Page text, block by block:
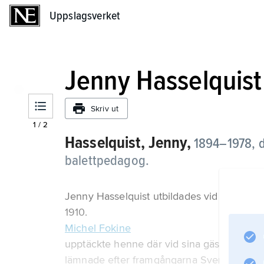
Uppslagsverket
1 /2
Jenny Hasselquist
Skriv ut
Hasselquist, Jenny, 1894–1978,
balettpedagog.
Jenny Hasselquist utbildades vid
1910.
Michel Fokine
upptäckte henne där vid sina gästspel
lämnade efter framgångarna Sverige,